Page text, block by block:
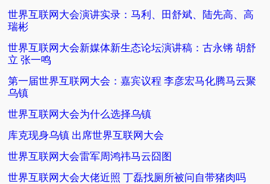
世界互联网大会演讲实录：马利、田舒斌、陆先高、高
瑞彬
世界互联网大会新媒体新生态论坛演讲稿：古永锵 胡舒
立 张一鸣
第一届世界互联网大会：嘉宾议程 李彦宏马化腾马云聚
乌镇
世界互联网大会为什么选择乌镇
库克现身乌镇 出席世界互联网大会
世界互联网大会雷军周鸿祎马云囧图
世界互联网大会大佬近照 丁磊找厕所被问自带猪肉吗